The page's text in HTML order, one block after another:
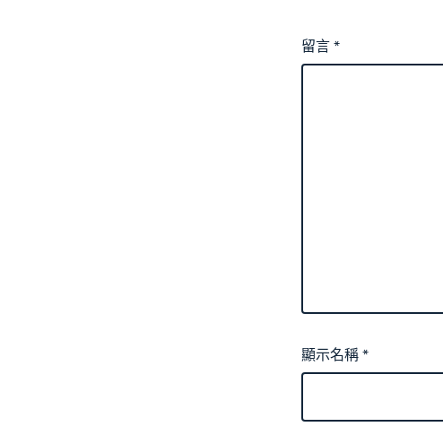
留言*
顯示名稱*